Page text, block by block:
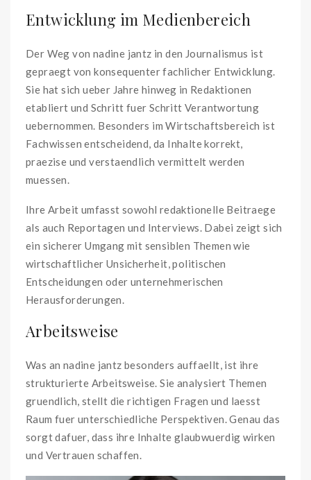
Entwicklung im Medienbereich
Der Weg von nadine jantz in den Journalismus ist
gepraegt von konsequenter fachlicher Entwicklung.
Sie hat sich ueber Jahre hinweg in Redaktionen
etabliert und Schritt fuer Schritt Verantwortung
uebernommen. Besonders im Wirtschaftsbereich ist
Fachwissen entscheidend, da Inhalte korrekt,
praezise und verstaendlich vermittelt werden
muessen.
Ihre Arbeit umfasst sowohl redaktionelle Beitraege
als auch Reportagen und Interviews. Dabei zeigt sich
ein sicherer Umgang mit sensiblen Themen wie
wirtschaftlicher Unsicherheit, politischen
Entscheidungen oder unternehmerischen
Herausforderungen.
Arbeitsweise
Was an nadine jantz besonders auffaellt, ist ihre
strukturierte Arbeitsweise. Sie analysiert Themen
gruendlich, stellt die richtigen Fragen und laesst
Raum fuer unterschiedliche Perspektiven. Genau das
sorgt dafuer, dass ihre Inhalte glaubwuerdig wirken
und Vertrauen schaffen.